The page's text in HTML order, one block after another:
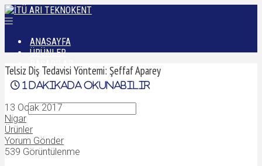
ANASAYFA
ÜRÜNLER
BAŞARILAR
DÜNYADAN
İLETIŞIM
Telsiz Diş Tedavisi Yöntemi: Şeffaf Aparey
1 dakikada okunabilir
13 Ocak 2017
Nigar
Ürünler
Yorum Gönder
539 Görüntülenme